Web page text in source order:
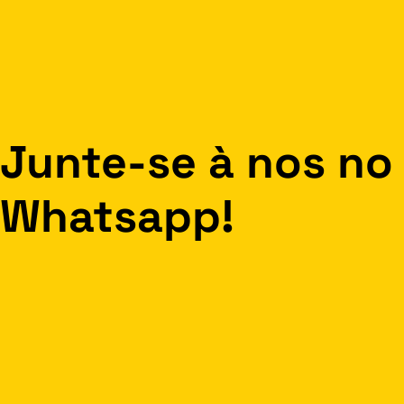
Junte-se à nos no
Whatsapp!